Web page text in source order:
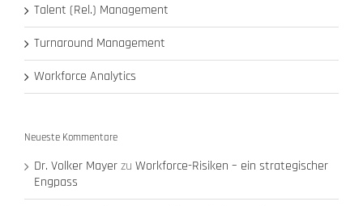
Talent (Rel.) Management
Turnaround Management
Workforce Analytics
Neueste Kommentare
Dr. Volker Mayerzu Workforce-Risiken – ein strategischer
Engpass